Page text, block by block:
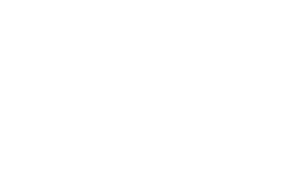
elevadas em suítes localizadas no
panorâmicas incríveis da